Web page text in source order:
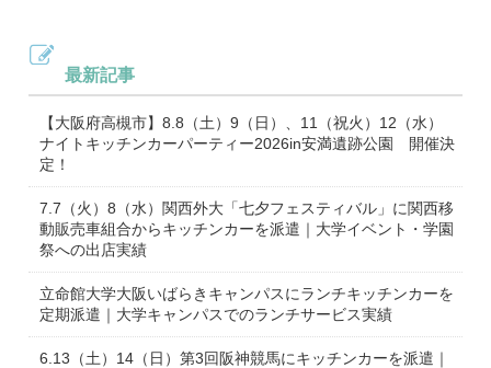
最新記事
【大阪府高槻市】8.8（土）9（日）、11（祝火）12（水）
ナイトキッチンカーパーティー2026in安満遺跡公園 開催決
定！
7.7（火）8（水）関西外大「七夕フェスティバル」に関西移
動販売車組合からキッチンカーを派遣｜大学イベント・学園
祭への出店実績
立命館大学大阪いばらきキャンパスにランチキッチンカーを
定期派遣｜大学キャンパスでのランチサービス実績
6.13（土）14（日）第3回阪神競馬にキッチンカーを派遣｜